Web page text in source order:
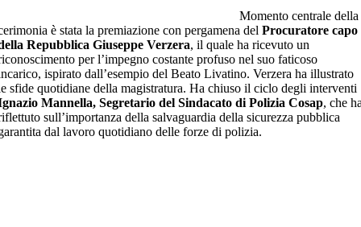
Momento centrale della
è stata la premiazione con pergamena delProcuratore capo
Repubblica Giuseppe Verzera, il quale ha ricevuto un
per l’impegno costante profuso nel suo faticoso
ispirato dall’esempio del Beato Livatino. Verzera ha illustrato
sfide quotidiane della magistratura. Ha chiuso il ciclo degli interventi
Mannella, Segretario del Sindacato di Polizia Cosap, che
sull’importanza della salvaguardia della sicurezza pubblica
dal lavoro quotidiano delle forze di polizia.